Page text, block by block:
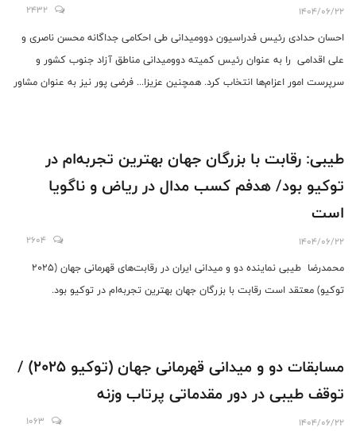
1404/06/22
2432
احسان حدادی رئیس فدراسیون دوومیدانی طی احکامی جداگانه محسن ناصری و
علی اقدامی را به عنوان رئیس کمیته دوومیدانی مناطق آزاد جنوب کشور و
سرپرست امور اعزام‌ها انتخاب کرد. همچنین عزیزا... فرضی پور نیز به عنوان مشاور
طیبی: رقابت با بزرگان جهان بهترین تجربه‌ام در
توکیو بود/ هدفم کسب مدال در ریاض و ناگویا
است
1404/06/22
2604
محمدرضا طیبی نماینده دو و میدانی ایران در رقابت‌های قهرمانی جهان (2025
توکیو) معتقد است رقابت با بزرگان جهان بهترین تجربه‌ام در توکیو بود.
مسابقات دو و میدانی قهرمانی جهان (توکیو ۲۰۲۵) /
توقف طیبی در دور مقدماتی پرتاب وزنه
1404/06/22
1063